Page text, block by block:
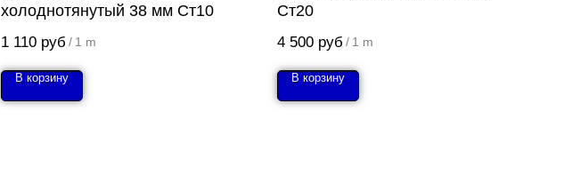
холоднотянутый 38 мм Ст10
1 110 руб / 1 m
В корзину
Ст20
4 500 руб / 1 m
В корзину